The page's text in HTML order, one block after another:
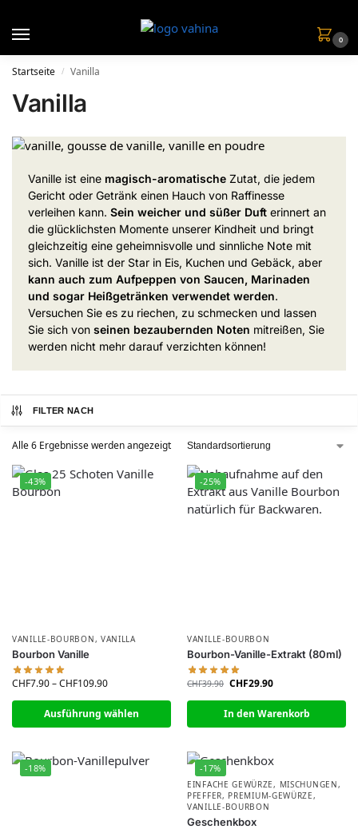
0
Startseite / Vanilla
Vanilla
Vanille ist eine magisch-aromatische Zutat, die jedem
Gericht oder Getränk einen Hauch von Raffinesse
verleihen kann. Sein weicher und süßer Duft erinnert an
die glücklichsten Momente unserer Kindheit und bringt
gleichzeitig eine geheimnisvolle und sinnliche Note mit
sich. Vanille ist der Star in Eis, Kuchen und Gebäck, aber
kann auch zum Aufpeppen von Saucen, Marinaden
und sogar Heißgetränken verwendet werden.
Versuchen Sie es zu riechen, zu schmecken und lassen
Sie sich von seinen bezaubernden Noten mitreißen, Sie
werden nicht mehr darauf verzichten können!
FILTER NACH
Alle 6 Ergebnisse werden angezeigt
-43%
VANILLE-BOURBON, VANILLA
Bourbon Vanille
CHF7.90–CHF109.90
Ausführung wählen
-25%
VANILLE-BOURBON
Bourbon-Vanille-Extrakt (80ml)
CHF39.90 CHF29.90
In den Warenkorb
-18% -17%
EINFACHE GEWÜRZE, MISCHUNGEN,
PFEFFER, PREMIUM-GEWÜRZE,
VANILLE-BOURBON
Geschenkbox